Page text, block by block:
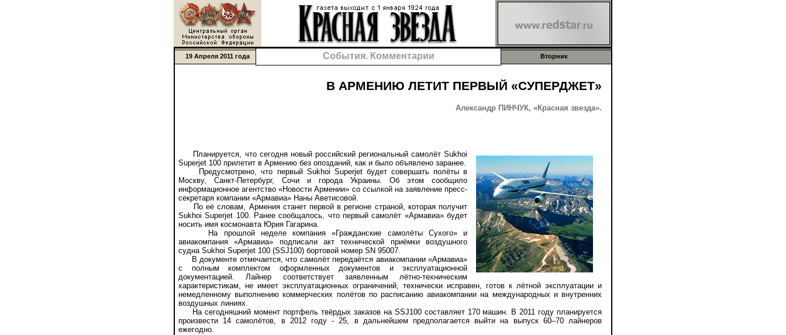
19 Апреля 2011 года События. Комментарии Вторник
В АРМЕНИЮ ЛЕТИТ ПЕРВЫЙ «СУПЕРДЖЕТ»
Александр ПИНЧУК, «Красная звезда».
Планируется, что сегодня новый российский региональный самолёт Sukhoi
Superjet 100 прилетит в Армению без опозданий, как и было объявлено заранее.
Предусмотрено, что первый Sukhoi Superjet будет совершать полёты в
Москву, Санкт-Петербург, Сочи и города Украины. Об этом сообщило
информационное агентство «Новости Армении» со ссылкой на заявление пресс-
секретаря компании «Армавиа» Наны Аветисовой.
По её словам, Армения станет первой в регионе страной, которая получит
Sukhoi Superjet 100. Ранее сообщалось, что первый самолёт «Армавиа» будет
носить имя космонавта Юрия Гагарина.
На прошлой неделе компания «Гражданские самолёты Сухого» и
авиакомпания «Армавиа» подписали акт технической приёмки воздушного
судна Sukhoi Superjet 100 (SSJ100) бортовой номер SN 95007.
В документе отмечается, что самолёт передаётся авиакомпании «Армавиа»
с полным комплектом оформленных документов и эксплуатационной
документацией. Лайнер соответствует заявленным лётно-техническим
характеристикам, не имеет эксплуатационных ограничений, технически исправен, готов к лётной эксплуатации и
немедленному выполнению коммерческих полётов по расписанию авиакомпании на международных и внутренних
воздушных линиях.
На сегодняшний момент портфель твёрдых заказов на SSJ100 составляет 170 машин. В 2011 году планируется
произвести 14 самолётов, в 2012 году - 25, в дальнейшем предполагается выйти на выпуск 60–70 лайнеров
ежегодно.